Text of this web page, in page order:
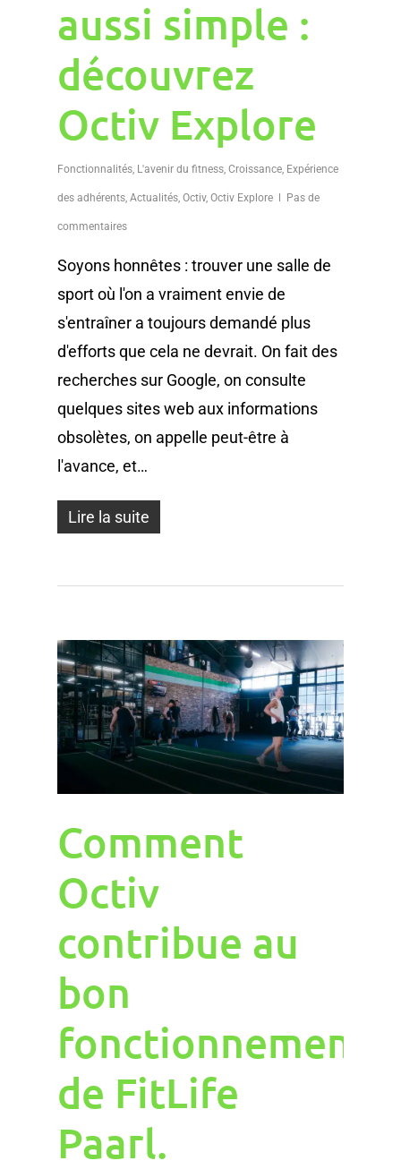
aussi simple :
découvrez
Octiv Explore
Fonctionnalités, L'avenir du fitness, Croissance, Expérience
des adhérents, Actualités, Octiv, Octiv Explore Pas de
commentaires
Soyons honnêtes : trouver une salle de
sport où l'on a vraiment envie de
s'entraîner a toujours demandé plus
d'efforts que cela ne devrait. On fait des
recherches sur Google, on consulte
quelques sites web aux informations
obsolètes, on appelle peut-être à
l'avance, et…
Lire la suite
Comment
Octiv
contribue au
bon
fonctionnement
de FitLife
Paarl.